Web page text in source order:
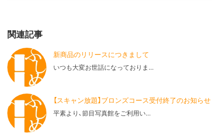
関連記事
新商品のリリースにつきまして
いつも大変お世話になっておりま…
【スキャン放題】ブロンズコース受付終了のお知らせ
平素より、節目写真館をご利用い…